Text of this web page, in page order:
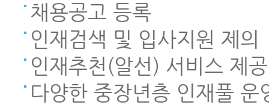
채용공고 등록
인재검색 및 입사지원 제의
인재추천(알선) 서비스 제공
다양한 중장년층 인재풀 운